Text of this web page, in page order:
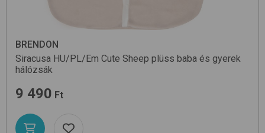
BRENDON
Siracusa HU/PL/Em Cute Sheep plüss baba és gyerek
hálózsák
9 490 Ft